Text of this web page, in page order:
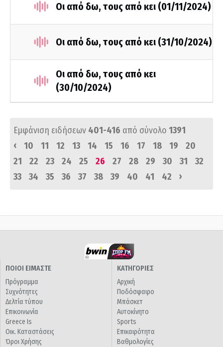
Οι από δω, τους από κει (01/11/2024)
Οι από δω, τους από κει (31/10/2024)
Οι από δω, τους από κει
(30/10/2024)
Εμφάνιση ειδήσεων 401-416 από σύνολο 1391
‹
10 11 12 13 14 15 16 17 18 19
20
21
22 23 24 25 26 27 28 29 30 31
32
33
34 35 36 37 38 39 40 41 42 ›
ΠΟΙΟΙ ΕΙΜΑΣΤΕ
Πρόγραμμα
Συχνότητες
Δελτία τύπου
Επικοινωνία
Greece Is
Οικ. Καταστάσεις
Όροι Χρήσης
ΚΑΤΗΓΟΡΙΕΣ
Αρχική
Ποδόσφαιρο
Μπάσκετ
Αυτοκίνητο
Sports
Επικαιρότητα
Βαθμολογίες